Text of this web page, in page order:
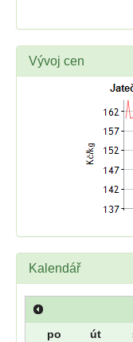
Vývoj cen
Kalendář
po út